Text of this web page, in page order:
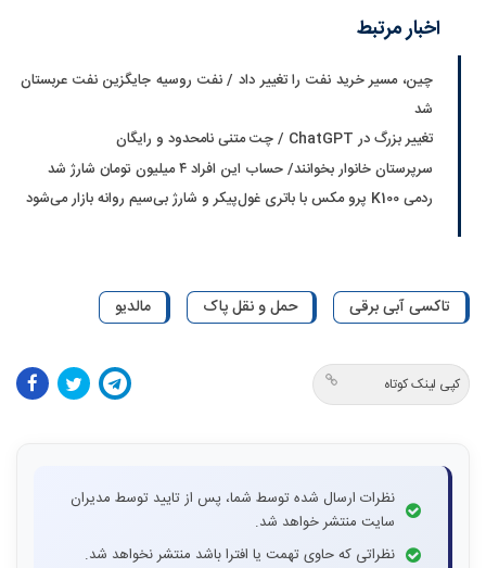
اخبار مرتبط
چین، مسیر خرید نفت را تغییر داد / نفت روسیه جایگزین نفت عربستان
شد
تغییر بزرگ در ChatGPT / چت متنی نامحدود و رایگان
سرپرستان خانوار بخوانند/ حساب این افراد ۴ میلیون تومان شارژ شد
ردمی K100 پرو مکس با باتری غول‌پیکر و شارژ بی‌سیم روانه بازار می‌شود
تاکسی آبی برقی حمل و نقل پاک مالدیو
کپی لینک کوتاه
نظرات ارسال شده توسط شما، پس از تایید توسط مدیران
سایت منتشر خواهد شد.
نظراتی که حاوی تهمت یا افترا باشد منتشر نخواهد شد.